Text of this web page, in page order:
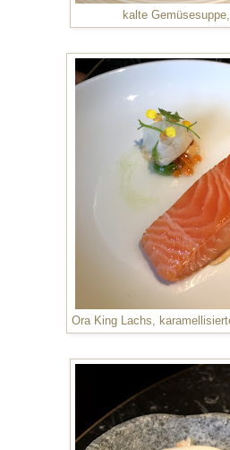
kalte
Ora King Lachs,